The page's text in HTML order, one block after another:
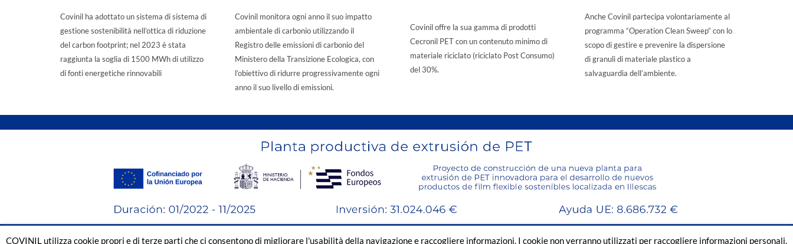
Covinil ha adottato un sistema di sistema di
gestione sostenibilità nell’ottica di riduzione
del carbon footprint; nel 2023 è stata
raggiunta la soglia di 1500 MWh di utilizzo
di fonti energetiche rinnovabili
Covinil monitora ogni anno il suo impatto
ambientale di carbonio utilizzando il
Registro delle emissioni di carbonio del
Ministero della Transizione Ecologica, con
l’obiettivo di ridurre progressivamente ogni
anno il suo livello di emissioni.
Covinil offre la sua gamma di prodotti
Cecronil PET con un contenuto minimo di
materiale riciclato (riciclato Post Consumo)
del 30%.
Anche Covinil partecipa volontariamente al
programma “Operation Clean Sweep” con lo
scopo di gestire e prevenire la dispersione
di granuli di materiale plastico a
salvaguardia dell’ambiente.
COVINIL utilizza cookie propri e di terze parti che ci consentono di migliorare l'usabilità della navigazione e raccogliere informazioni. I cookie non verranno utilizzati per raccogliere informazioni personali.